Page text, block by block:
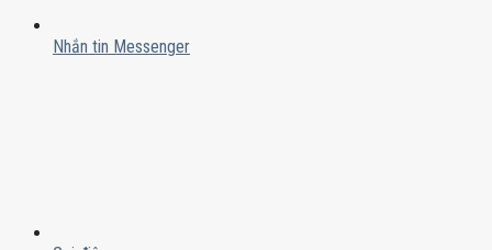
Nhắn tin Messenger